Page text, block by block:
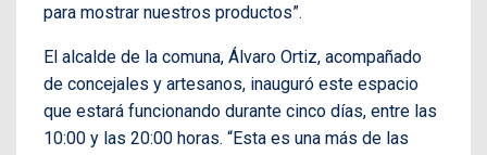
para mostrar nuestros productos”.
El alcalde de la comuna, Álvaro Ortiz, acompañado
de concejales y artesanos, inauguró este espacio
que estará funcionando durante cinco días, entre las
10:00 y las 20:00 horas. “Esta es una más de las